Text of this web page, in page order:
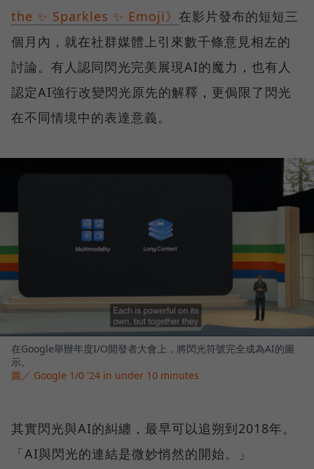
the ✨ Sparkles ✨ Emoji》 在影片發布的短短三
個月內，就在社群媒體上引來數千條意見相左的
討論。有人認同閃光完美展現AI的魔力，也有人
認定AI強行改變閃光原先的解釋，更侷限了閃光
在不同情境中的表達意義。
在Google舉辦年度I/O開發者大會上，將閃光符號完全成為AI的圖
示。
圖／ Google 1/0 '24 in under 10 minutes
其實閃光與AI的糾纏，最早可以追朔到2018年。
「AI與閃光的連結是微妙悄然的開始。」